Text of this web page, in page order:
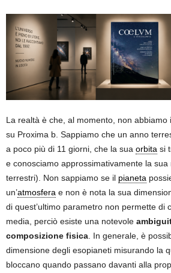
La realtà è che, al momento, non abbiamo
su Proxima b. Sappiamo che un anno
a poco più di 11 giorni, che la sua orbita si
e conosciamo approssimativamente la
terrestri). Non sappiamo se il pianeta
un’atmosfera e non è nota la sua
di quest’ultimo parametro non permette di
media, perciò esiste una notevole
composizione fisica . In generale, è
dimensione degli esopianeti misurando la
bloccano quando passano davanti alla